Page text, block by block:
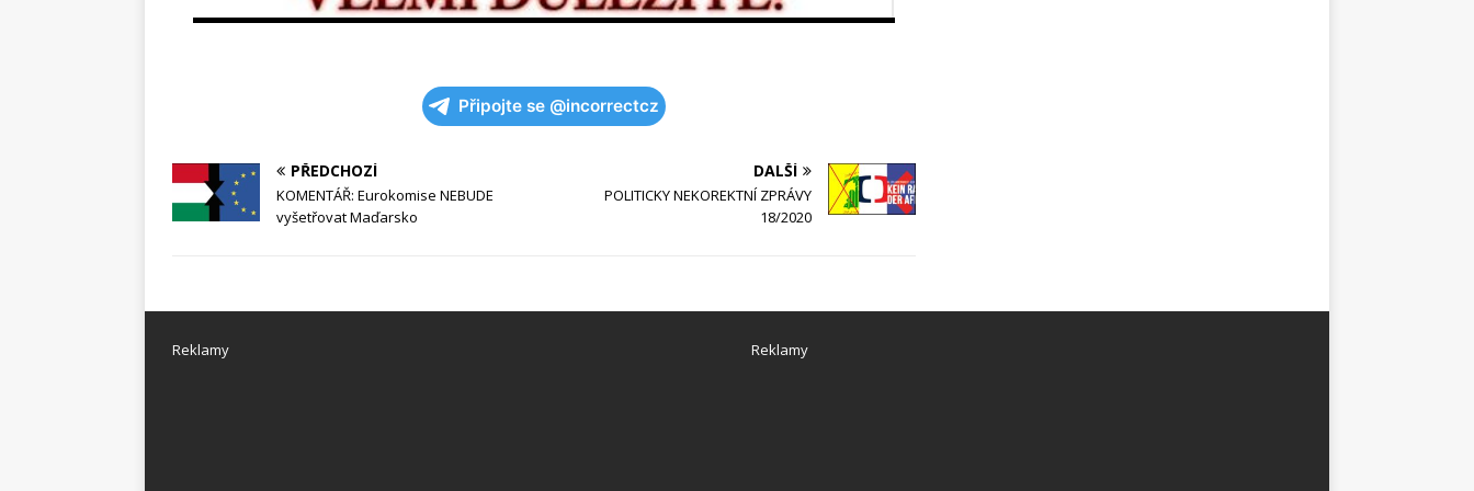
Připojte se @incorrectcz
PŘEDCHOZÍ
KOMENTÁŘ: Eurokomise NEBUDE
vyšetřovat Maďarsko
DALŠÍ
POLITICKY NEKOREKTNÍ ZPRÁVY
18/2020
Reklamy Reklamy